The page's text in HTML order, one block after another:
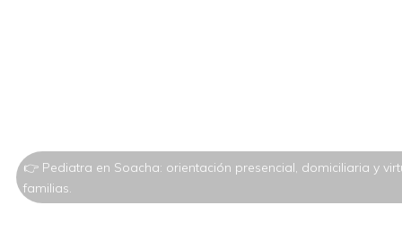
👉 Pediatra en Soacha: orientación presencial, domiciliaria y
familias.